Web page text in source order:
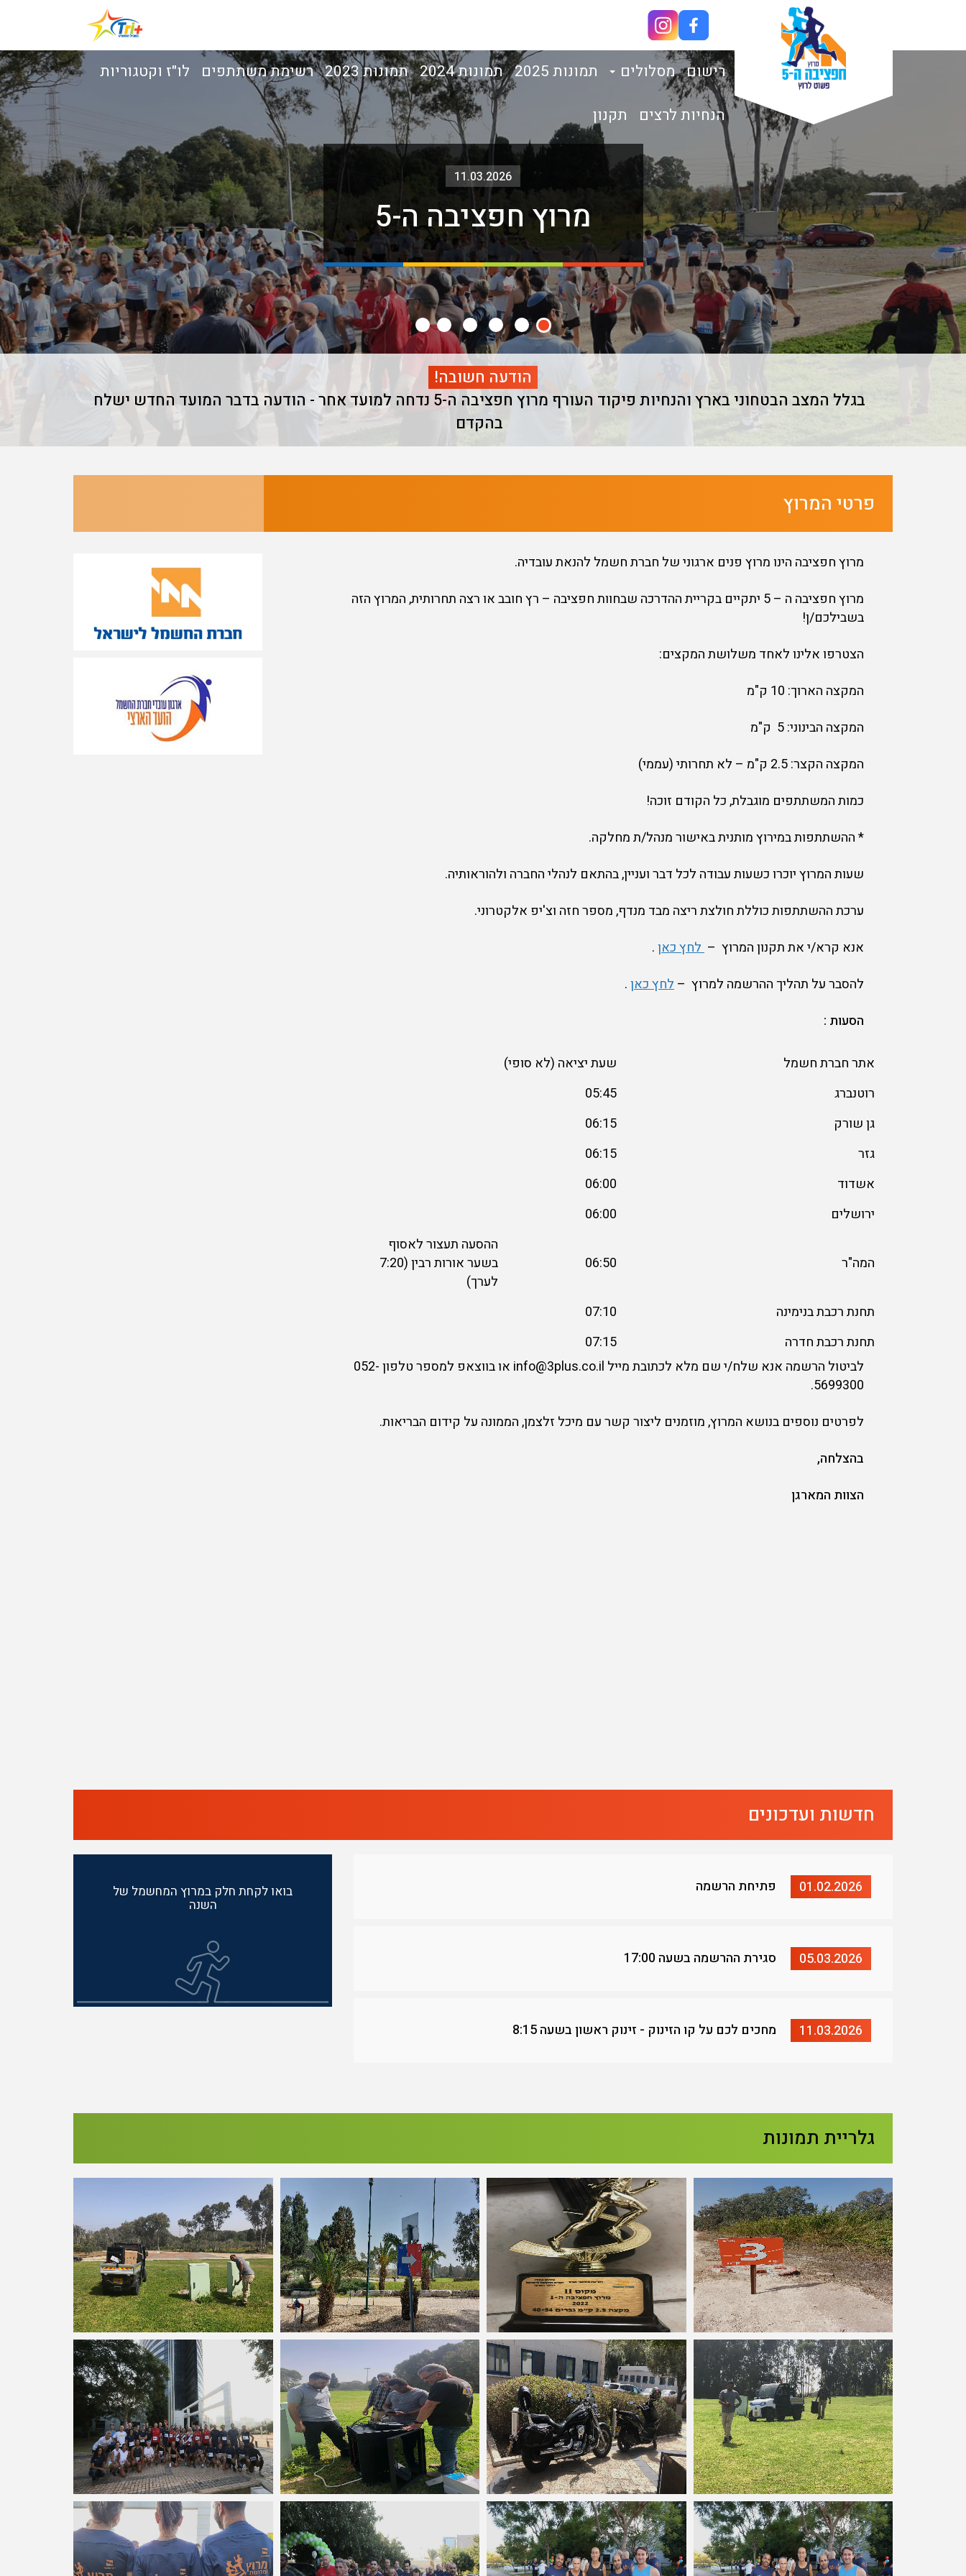
רישום מסלולים תמונות 2025 תמונות 2024 תמונות 2023 רשימת משתתפים
לו"ז וקטגוריות
הנחיות לרצים
תקנון
11.03.2026
מרוץ חפציבה ה-5
הודעה חשובה!
בגלל המצב הבטחוני בארץ והנחיות פיקוד העורף מרוץ חפציבה ה-5 נדחה למועד אחר - הודעה בדבר המועד החדש ישלח
בהקדם
פרטי המרוץ
מרוץ חפציבה הינו מרוץ פנים ארגוני של חברת חשמל להנאת עובדיה.
מרוץ חפציבה ה – 5 יתקיים בקריית ההדרכה שבחוות חפציבה – רץ חובב או רצה תחרותית, המרוץ הזה
בשבילכם/ן!
הצטרפו אלינו לאחד משלושת המקצים:
המקצה הארוך: 10 ק"מ
המקצה הבינוני: 5 ק"מ
המקצה הקצר: 2.5 ק"מ – לא תחרותי (עממי)
כמות המשתתפים מוגבלת, כל הקודם זוכה!
* ההשתתפות במירוץ מותנית באישור מנהל/ת מחלקה.
שעות המרוץ יוכרו כשעות עבודה לכל דבר ועניין, בהתאם לנהלי החברה ולהוראותיה.
ערכת ההשתתפות כוללת חולצת ריצה מבד מנדף, מספר חזה וצ'יפ אלקטרוני.
אנא קרא/י את תקנון המרוץ –לחץ כאן.
להסבר על תהליך ההרשמה למרוץ –לחץ כאן.
הסעות :
אתר חברת חשמל
שעת יציאה (לא סופי)
רוטנברג
05:45
גן שורק
06:15
גזר
06:15
אשדוד
06:00
ירושלים
06:00
המה"ר 06:50
ההסעה תעצור לאסוף
בשער אורות רבין (7:20
לערך)
תחנת רכבת בנימינה
07:10
תחנת רכבת חדרה
07:15
לביטול הרשמה אנא שלח/י שם מלא לכתובת מייל info@3plus.co.il או בווצאפ למספר טלפון 052-
5699300.
לפרטים נוספים בנושא המרוץ, מוזמנים ליצור קשר עם מיכל זלצמן, הממונה על קידום הבריאות.
בהצלחה,
הצוות המארגן
חדשות ועדכונים
01.02.2026 פתיחת הרשמה
05.03.2026 סגירת ההרשמה בשעה 17:00
11.03.2026 מחכים לכם על קו הזינוק - זינוק ראשון בשעה 8:15
בואו לקחת חלק במרוץ המחשמל של
השנה
גלריית תמונות